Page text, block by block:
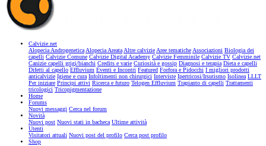
Calvizie.net
Alopecia AndrogeneticaAlopecia AreataAltre calvizieAree tematicheAssociazioni Biologia dei
capelli Calvizie Comune Calvizie Digital Academy Calvizie Femminile Calvizie TV Calvizie.net
Canizie capelli grigi/bianchi Credits e varie Curiosità e gossip Diagnosi e terapia Dieta e capelli
Difetti al capello Effluvium Eventi e Incontri Featured Forfora e Pidocchi I migliori prodotti
anticalvizie Igiene e cura Infoltimenti non chirurgici Interviste Ipertricosi/Irsutismo Isolinea LLLT
Per iniziare Principi attivi Ricerca e futuro Telogen Effluvium Trapianto di capelli Trattamenti
tricologici Tricopigmentazione
Home
Forums
Nuovi messaggi Cerca nel forum
Novità
Nuovi post Nuovi stati in bacheca Ultime attività
Utenti
Visitatori attuali Nuovi post del profilo Cerca post profilo
Shop